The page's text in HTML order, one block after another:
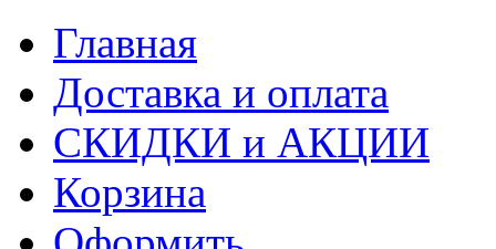
Главная
Доставка и оплата
СКИДКИ и АКЦИИ
Корзина